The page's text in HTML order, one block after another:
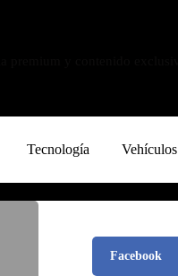
Tecnología Vehículos
Facebook